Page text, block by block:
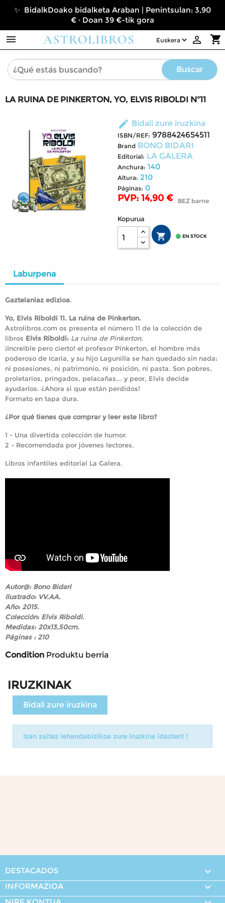
✨ BidalkDoako bidalketa Araban | Penintsulan: 3,90
€ · Doan 39 €-tik gora
 shopping_cart

Buscar
LA RUINA DE PINKERTON, YO, ELVIS RIBOLDI Nº11
edit Bidali zure iruzkina
ISBN/REF: 9788424654511
Brand BONO BIDARI
Editorial: LA GALERA
Anchura: 140
Altura: 210
Páginas: 0
PVP: 14,90 € BEZ barne
Kopurua
  EN STOCK
Laburpena
Gaztelaniaz edizioa.
Yo, Elvis Riboldi 11. La ruina de Pinkerton.
Astrolibros.com os presenta el número 11 de la colección de
libros Elvis Riboldi: La ruina de Pinkerton.
¡Increible pero cierto! el profesor Pinkerton, el hombre más
poderoso de Icaria, y su hijo Lagunilla se han quedado sin nada:
ni posesiones, ni patrimonio, ni posición, ni pasta. Son pobres,
proletarios, pringados, pelacañas... y peor, Elvis decide
ayudarlos. ¿Ahora si que están perdidos!
Formato en tapa dura.
¿Por qué tienes que comprar y leer este libro?
1 - Una divertida colección de humor.
2 - Recomendada por jóvenes lectores.
Libros infantiles editorial La Galera.
Autor@: Bono Bidari
Ilustrado: VV.AA.
Año: 2015.
Colección: Elvis Riboldi.
Medidas: 20x13,50cm.
Páginas : 210
Condition Produktu berria
IRUZKINAK
Bidali zure iruzkina
Izan zaitez lehendabizikoa zure iruzkina idazten! !
DESTACADOS 
INFORMAZIOA 